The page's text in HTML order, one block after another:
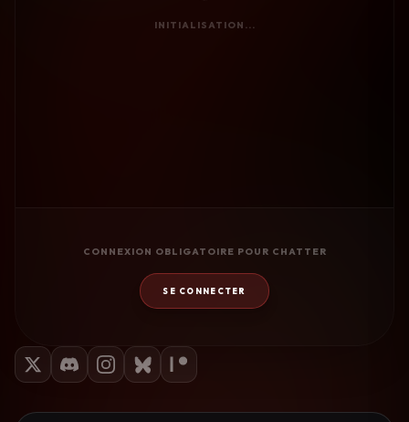
INITIALISATION...
CONNEXION OBLIGATOIRE POUR CHATTER
SE CONNECTER